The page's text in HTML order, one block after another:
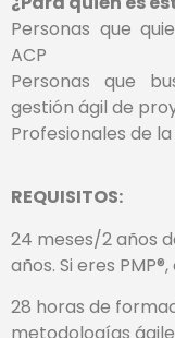
Personas que
ACP
Personas que
gestión ágil de
Profesionales de
REQUISITOS:
24 meses/2 años
años. Si eres
28 horas de